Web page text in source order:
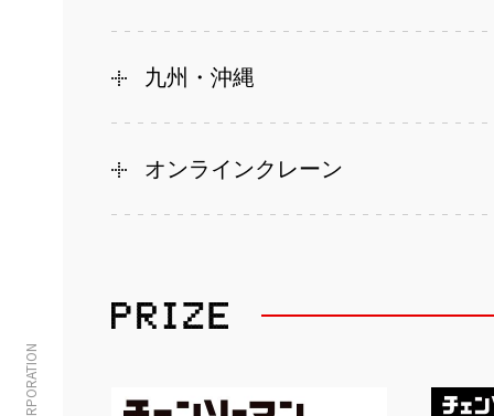
九州・沖縄
オンラインクレーン